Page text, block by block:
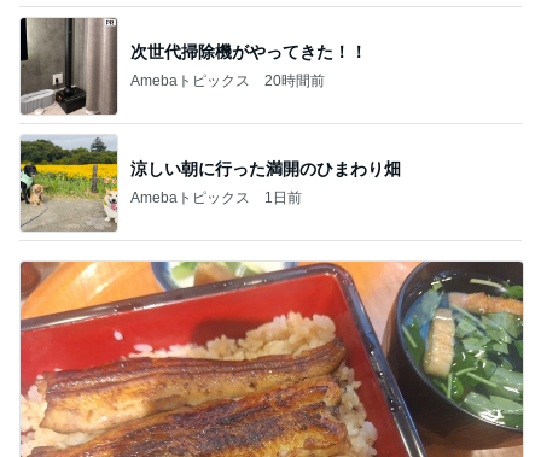
次世代掃除機がやってきた！！
Amebaトピックス 20時間前
涼しい朝に行った満開のひまわり畑
Amebaトピックス 1日前